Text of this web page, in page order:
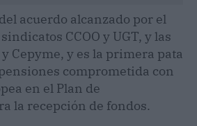
acuerdo alcanzado por el
CCOO y UGT, y las
Cepyme, y es la primera pata
comprometida con
en el Plan de
la recepción de fondos.